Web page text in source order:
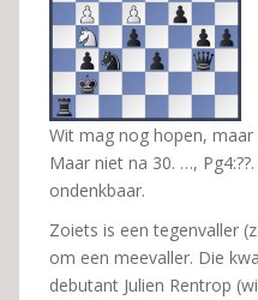
Wit mag nog hopen,
Maar niet na 30. …,
ondenkbaar.
Zoiets is een tegenvaller
om een meevaller. Die
debutant Julien Rentrop